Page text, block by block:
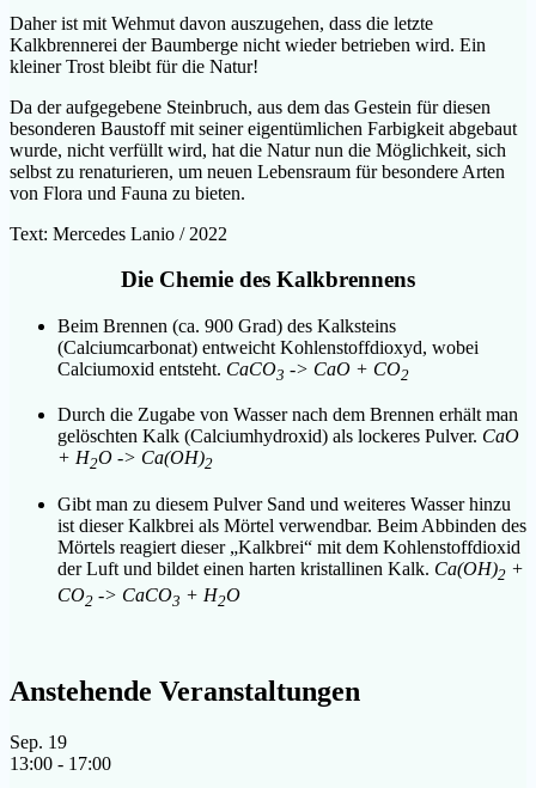
Daher ist mit Wehmut davon auszugehen, dass die letzte
Kalkbrennerei der Baumberge nicht wieder betrieben wird. Ein
kleiner Trost bleibt für die Natur!
Da der aufgegebene Steinbruch, aus dem das Gestein für diesen
besonderen Baustoff mit seiner eigentümlichen Farbigkeit abgebaut
wurde, nicht verfüllt wird, hat die Natur nun die Möglichkeit, sich
selbst zu renaturieren, um neuen Lebensraum für besondere Arten
von Flora und Fauna zu bieten.
Text: Mercedes Lanio / 2022
Die Chemie des Kalkbrennens
Beim Brennen (ca. 900 Grad) des Kalksteins
(Calciumcarbonat) entweicht Kohlenstoffdioxyd, wobei
Calciumoxid entsteht. CaCO3 -> CaO + CO2
Durch die Zugabe von Wasser nach dem Brennen erhält man
gelöschten Kalk (Calciumhydroxid) als lockeres Pulver. CaO
+ H2O -> Ca(OH)2
Gibt man zu diesem Pulver Sand und weiteres Wasser hinzu
ist dieser Kalkbrei als Mörtel verwendbar. Beim Abbinden des
Mörtels reagiert dieser „Kalkbrei“ mit dem Kohlenstoffdioxid
der Luft und bildet einen harten kristallinen Kalk. Ca(OH)2 +
CO2 -> CaCO3 + H2O
Anstehende Veranstaltungen
Sep. 19
13:00 - 17:00